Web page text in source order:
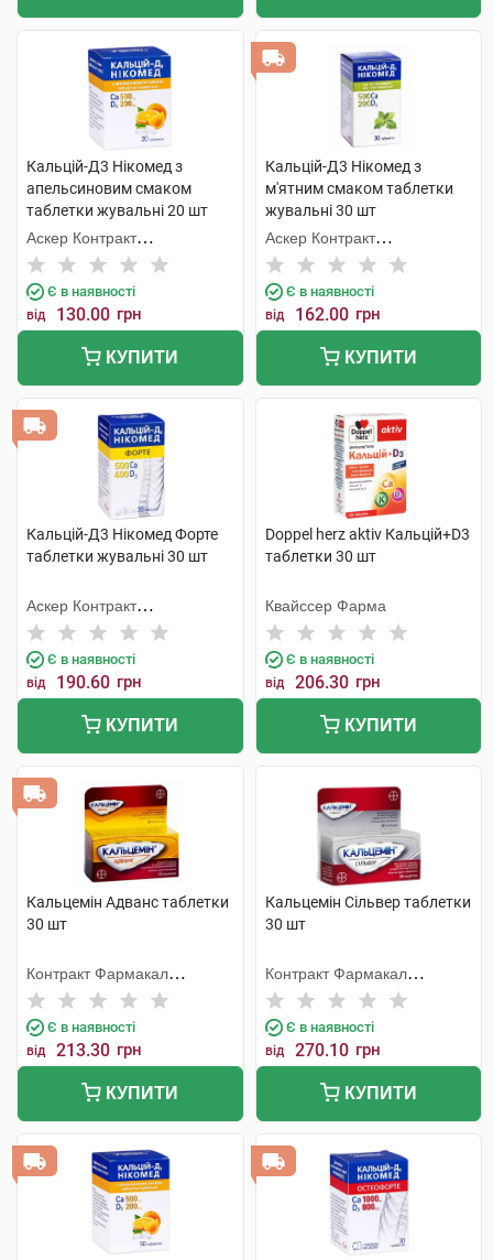
Кальцій-Д3 Нікомед з
апельсиновим смаком
таблетки жувальні 20 шт
Аскер Контракт
Мануфекчерінг АС
Є в наявності
від 130.00 грн
КУПИТИ
Кальцій-Д3 Нікомед з
м'ятним смаком таблетки
жувальні 30 шт
Аскер Контракт
Мануфекчерінг АС
Є в наявності
від 162.00 грн
КУПИТИ
Кальцій-Д3 Нікомед Форте
таблетки жувальні 30 шт
Аскер Контракт
Мануфекчерінг АС
Є в наявності
від 190.60 грн
КУПИТИ
Doppel herz aktiv Кальцій+D3
таблетки 30 шт
Квайссер Фарма
Є в наявності
від 206.30 грн
КУПИТИ
Кальцемін Адванс таблетки
30 шт
Контракт Фармакал
Корпорейшн
Є в наявності
від 213.30 грн
КУПИТИ
Кальцемін Сільвер таблетки
30 шт
Контракт Фармакал
Корпорейшн
Є в наявності
від 270.10 грн
КУПИТИ